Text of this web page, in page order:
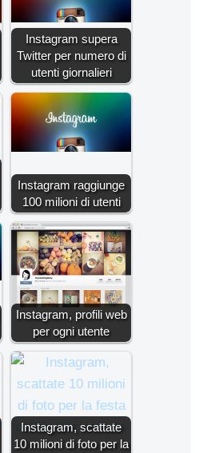
Instagram supera
Twitter per numero di
utenti giornalieri
Instagram raggiunge
100 milioni di utenti
Instagram, profili web
per ogni utente
Instagram, scattate
10 milioni di foto per la